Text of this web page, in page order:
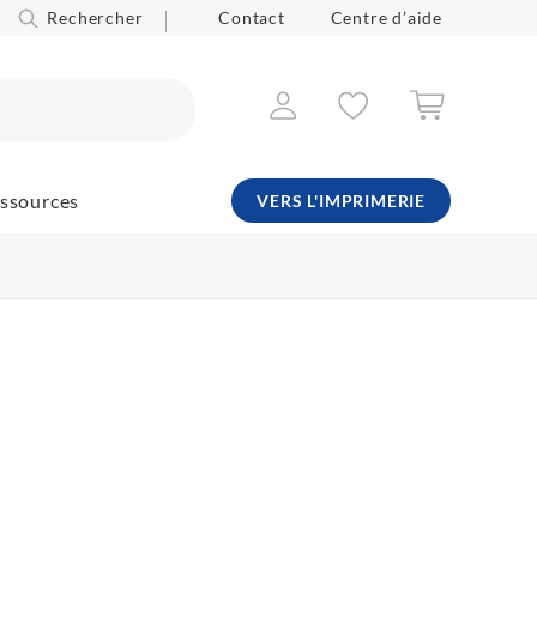
Rechercher Contact Centre d’aide
VERS L'IMPRIMERIE